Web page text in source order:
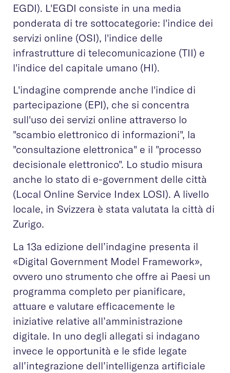
EGDI). L'EGDI consiste in una media
ponderata di tre sottocategorie: l'indice dei
servizi online (OSI), l'indice delle
infrastrutture di telecomunicazione (TII) e
l'indice del capitale umano (HI).
L'indagine comprende anche l'indice di
partecipazione (EPI), che si concentra
sull'uso dei servizi online attraverso lo
"scambio elettronico di informazioni", la
"consultazione elettronica" e il "processo
decisionale elettronico". Lo studio misura
anche lo stato di e-government delle città
(Local Online Service Index LOSI). A livello
locale, in Svizzera è stata valutata la città di
Zurigo.
La 13a edizione dell’indagine presenta il
«Digital Government Model Framework»,
ovvero uno strumento che offre ai Paesi un
programma completo per pianificare,
attuare e valutare efficacemente le
iniziative relative all’amministrazione
digitale. In uno degli allegati si indagano
invece le opportunità e le sfide legate
all’integrazione dell’intelligenza artificiale